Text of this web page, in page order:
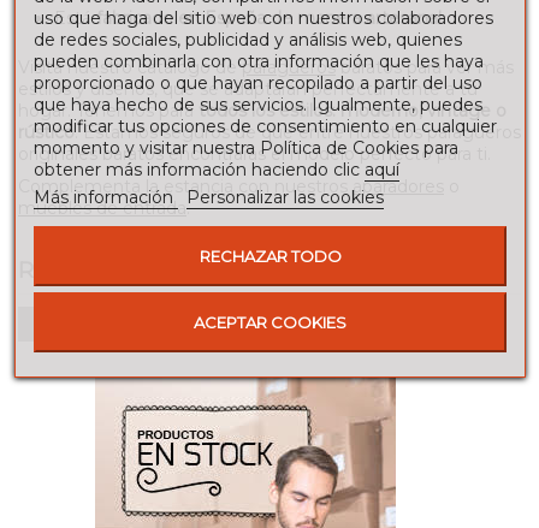
Estáfabricado en España de manera artesanal.
Visita nuestro catálogo deparagüerosbaratos para ver más
estilos y diseños, que se adaptarán perfectamente a tu
hogar. Tenemos para todos los estilos: moderno, vintage o
rústico. Estamos seguros de que entre nuestros paragüeros
originales baratos encontrarás el modelo perfecto para ti.
Complementa la estancia con nuestros aparadores
muebles de entrada .
Para escribir una reseña debes estar registrado
uso que haga del sitio web con nuestros colaboradores
de redes sociales, publicidad y análisis web, quienes
pueden combinarla con otra información que les haya
proporcionado o que hayan recopilado a partir del uso
que haya hecho de sus servicios. Igualmente, puedes
modificar tus opciones de consentimiento en cualquier
momento y visitar nuestra Política de Cookies para
obtener más información haciendo clic aquí
Más información
Personalizar las cookies
RECHAZAR TODO
ACEPTAR COOKIES